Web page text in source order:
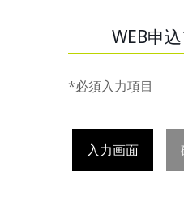
WEB申
*必須入力項目
入力画面